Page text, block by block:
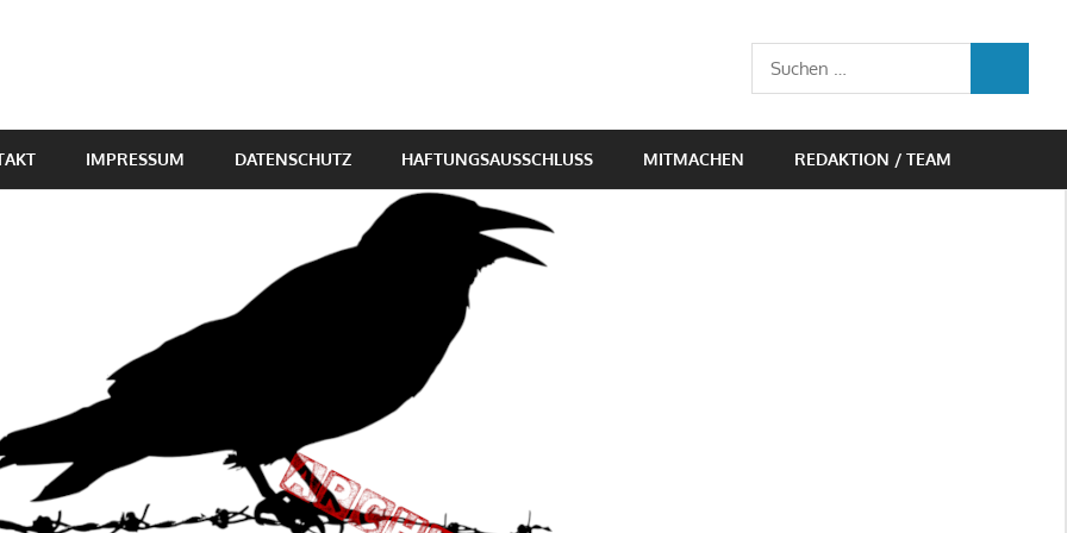
Suchen
nach:
IMPRESSUM DATENSCHUTZ HAFTUNGSAUSSCHLUSS MITMACHEN REDAKTION / TEAM